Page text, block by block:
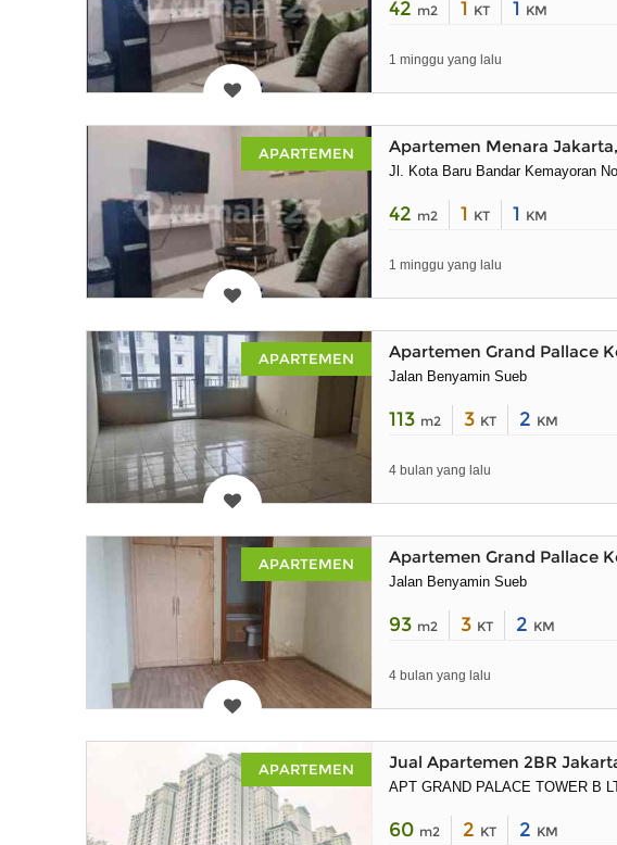
42 m2 1 KT 1 KM
1 minggu yang lalu
APARTEMEN Apartemen Menara
Jl. Kota Baru Bandar Kemayoran
42 m2 1 KT 1 KM
1 minggu yang lalu
APARTEMEN Apartemen Grand Pallace
Jalan Benyamin Sueb
113 m2 3 KT 2 KM
4 bulan yang lalu
APARTEMEN Apartemen Grand Pallace
Jalan Benyamin Sueb
93 m2 3 KT 2 KM
4 bulan yang lalu
APARTEMEN Jual Apartemen 2BR
APT GRAND PALACE TOWER B
60 m2 2 KT 2 KM